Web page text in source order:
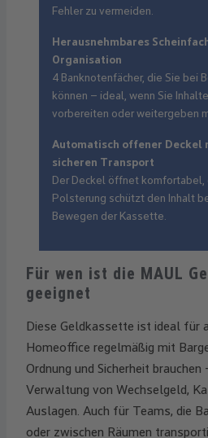
Fehler zu vermeiden.
Herausnehmbares
Organisation
4 Banknotenfächer, die Sie bei
können – ideal, wenn Sie
vorbereiten oder weitergeben
Automatisch offener Deckel
sicheren Transport
Der Deckel öffnet komfortabel,
Polsterung schützt den Inhalt
Bewegen der Kassette.
Für wen ist die MAUL
geeignet
Diese Geldkassette ist ideal für
Homeoffice regelmäßig mit
Ordnung und Sicherheit brauchen
Verwaltung von Wechselgeld,
Auslagen. Auch für Teams, die
oder zwischen Räumen